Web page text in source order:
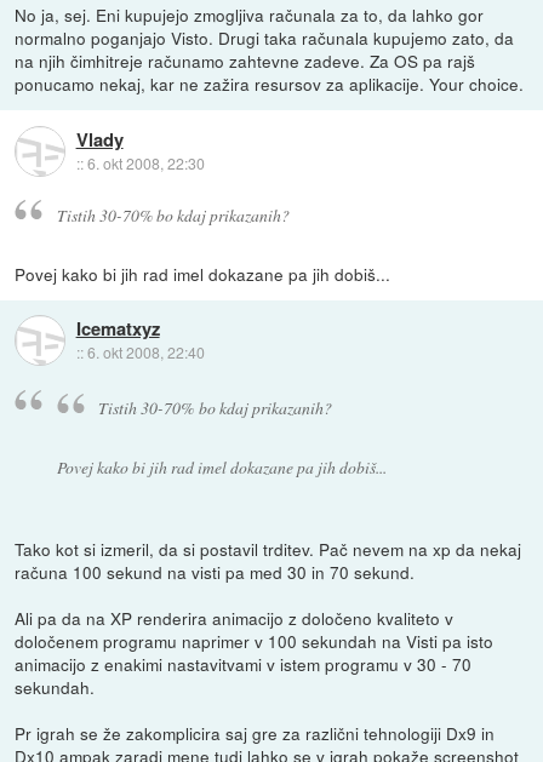
No ja, sej. Eni kupujejo zmogljiva računala za to, da lahko gor
normalno poganjajo Visto. Drugi taka računala kupujemo zato, da
na njih čimhitreje računamo zahtevne zadeve. Za OS pa rajš
ponucamo nekaj, kar ne zažira resursov za aplikacije. Your choice.
Vlady
::6. okt 2008, 22:30
Tistih 30-70% bo kdaj prikazanih?
Povej kako bi jih rad imel dokazane pa jih dobiš...
Icematxyz
::6. okt 2008, 22:40
Tistih 30-70% bo kdaj prikazanih?
Povej kako bi jih rad imel dokazane pa jih dobiš...
Tako kot si izmeril, da si postavil trditev. Pač nevem na xp da nekaj
računa 100 sekund na visti pa med 30 in 70 sekund.
Ali pa da na XP renderira animacijo z določeno kvaliteto v
določenem programu naprimer v 100 sekundah na Visti pa isto
animacijo z enakimi nastavitvami v istem programu v 30 - 70
sekundah.
Pr igrah se že zakomplicira saj gre za različni tehnologiji Dx9 in
Dx10 ampak zaradi mene tudi lahko se v igrah pokaže screenshot